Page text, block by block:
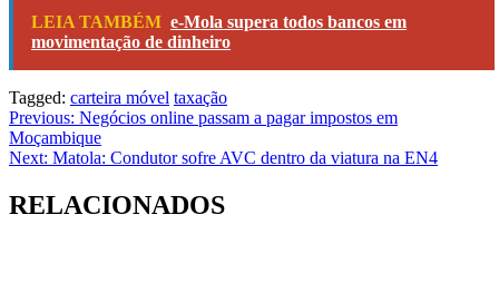
Share
LEIA TAMBÉM e-Mola supera todos bancos em
movimentação de dinheiro
Tagged: carteira móvel taxação
Navegação
de
Previous: Negócios online passam a pagar impostos em
Moçambique
Next: Matola: Condutor sofre AVC dentro da viatura na EN4
RELACIONADOS